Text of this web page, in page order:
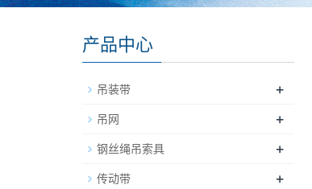
产品中心
吊装带 +
吊网 +
钢丝绳吊索具 +
传动带 +